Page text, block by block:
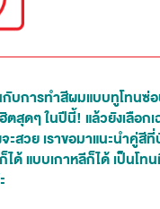
บการทำสีผมแบบทูโทนซ่อน
สุดๆ ในปีนี้! แล้วยังเลือกเ
ะสวย เราขอมาแนะนำคู่สี
ด้ แบบเกาหลีก็ได้ เป็นโทน